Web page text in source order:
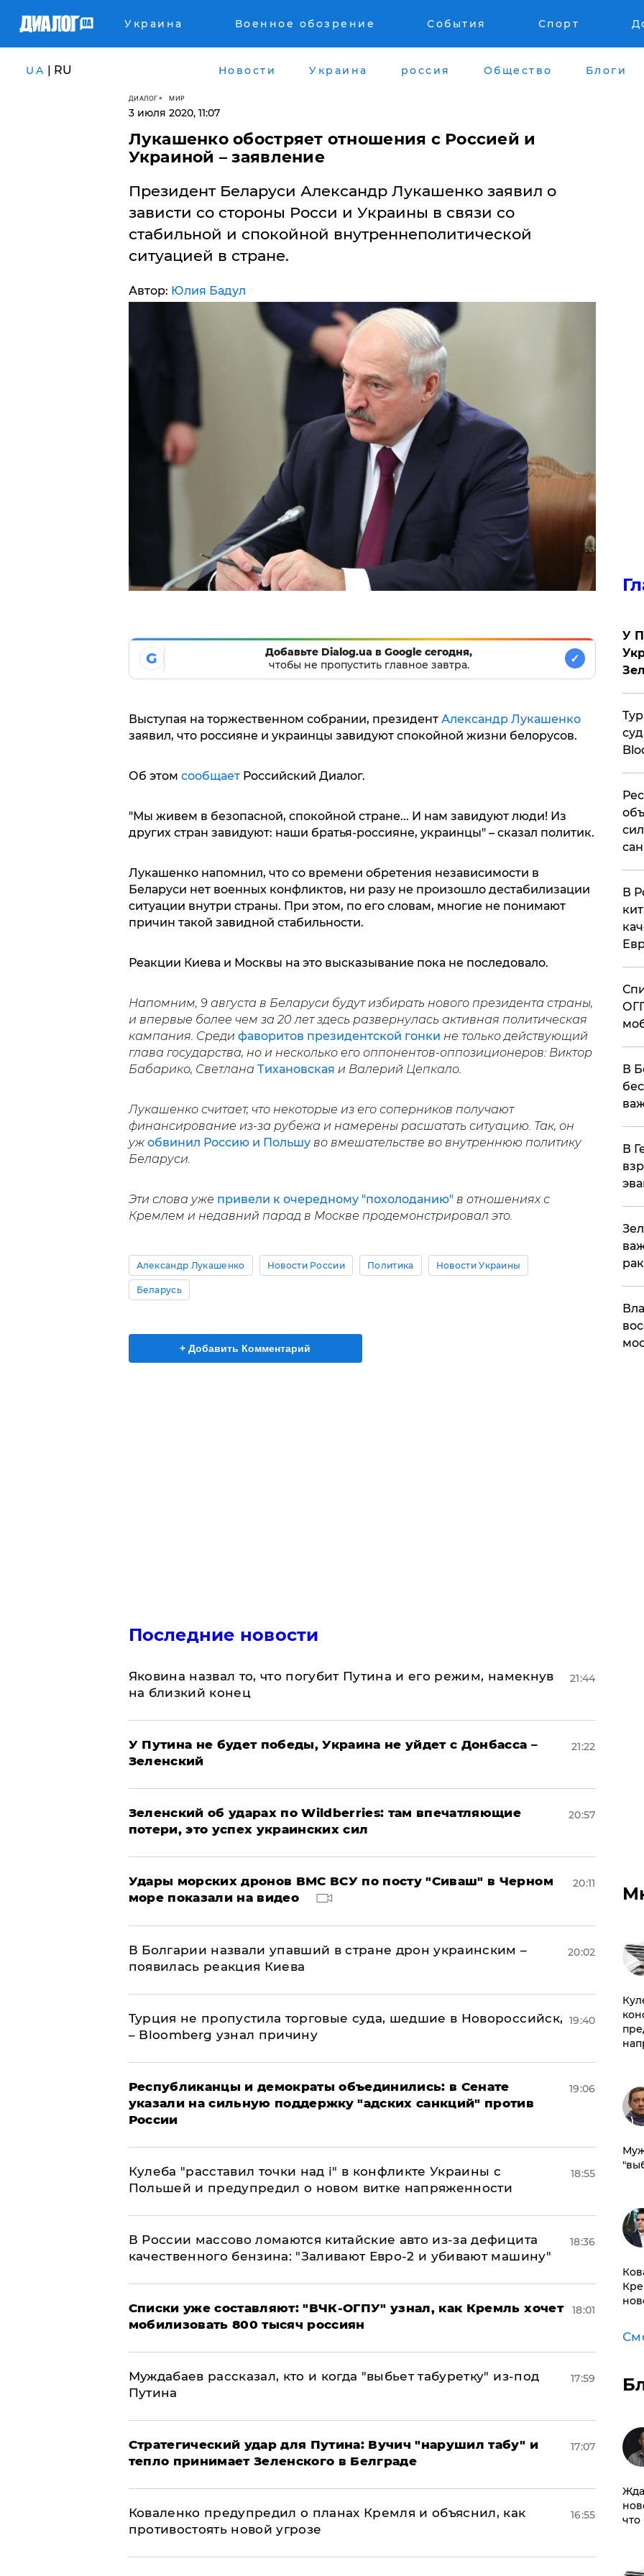
Украина Военное обозрение События Спорт
UA | RU Новости Украина россия Общество Блоги
ДИАЛОГ МИР
3 июля 2020, 11:07
Лукашенко обостряет отношения с Россией и
Украиной – заявление
Президент Беларуси Александр Лукашенко заявил о
зависти со стороны Росси и Украины в связи со
стабильной и спокойной внутреннеполитической
ситуацией в стране.
Автор: Юлия Бадул
G
Добавьте Dialog.ua в Google сегодня,
чтобы не пропустить главное завтра.
✓
Выступая на торжественном собрании, президент Александр Лукашенко
заявил, что россияне и украинцы завидуют спокойной жизни белорусов.
Об этом сообщает Российский Диалог.
"Мы живем в безопасной, спокойной стране... И нам завидуют люди! Из
других стран завидуют: наши братья-россияне, украинцы" – сказал политик.
Лукашенко напомнил, что со времени обретения независимости в
Беларуси нет военных конфликтов, ни разу не произошло дестабилизации
ситуации внутри страны. При этом, по его словам, многие не понимают
причин такой завидной стабильности.
Реакции Киева и Москвы на это высказывание пока не последовало.
Напомним, 9 августа в Беларуси будут избирать нового президента страны,
и впервые более чем за 20 лет здесь развернулась активная политическая
кампания. Среди фаворитов президентской гонки не только действующий
глава государства, но и несколько его оппонентов-оппозиционеров: Виктор
Бабарико, Светлана Тихановская и Валерий Цепкало.
Лукашенко считает, что некоторые из его соперников получают
финансирование из-за рубежа и намерены расшатать ситуацию. Так, он
уж обвинил Россию и Польшуво вмешательстве во внутреннюю политику
Беларуси.
Эти слова уже привели к очередному "похолоданию" в отношениях с
Кремлем и недавний парад в Москве продемонстрировал это.
Александр Лукашенко Новости России Политика Новости Украины
Беларусь
+ Добавить Комментарий
Последние новости
Яковина назвал то, что погубит Путина и его режим, намекнув
на близкий конец
21:44
У Путина не будет победы, Украина не уйдет с Донбасса –
Зеленский
21:22
Зеленский об ударах по Wildberries: там впечатляющие
потери, это успех украинских сил
20:57
Удары морских дронов ВМС ВСУ по посту "Сиваш" в Черном
море показали на видео
20:11
В Болгарии назвали упавший в стране дрон украинским –
появилась реакция Киева
20:02
Турция не пропустила торговые суда, шедшие в Новороссийск,
– Bloomberg узнал причину
19:40
Республиканцы и демократы объединились: в Сенате
указали на сильную поддержку "адских санкций" против
России
19:06
Кулеба "расставил точки над і" в конфликте Украины с
Польшей и предупредил о новом витке напряженности
18:55
В России массово ломаются китайские авто из-за дефицита
качественного бензина: "Заливают Евро-2 и убивают машину"
18:36
Списки уже составляют: "ВЧК-ОГПУ" узнал, как Кремль хочет
мобилизовать 800 тысяч россиян
18:01
Муждабаев рассказал, кто и когда "выбьет табуретку" из-под
Путина
17:59
Стратегический удар для Путина: Вучич "нарушил табу" и
тепло принимает Зеленского в Белграде
17:07
Коваленко предупредил о планах Кремля и объяснил, как
противостоять новой угрозе
16:55
У
В
В
В
что